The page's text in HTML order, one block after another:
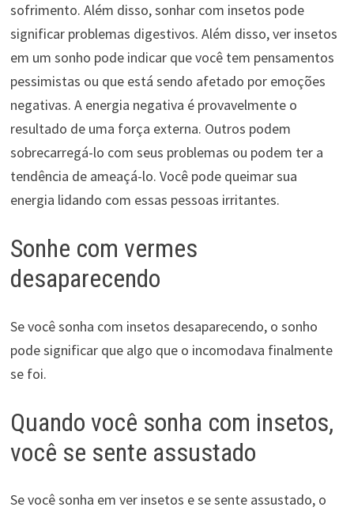
sofrimento. Além disso, sonhar com insetos pode
significar problemas digestivos. Além disso, ver insetos
em um sonho pode indicar que você tem pensamentos
pessimistas ou que está sendo afetado por emoções
negativas. A energia negativa é provavelmente o
resultado de uma força externa. Outros podem
sobrecarregá-lo com seus problemas ou podem ter a
tendência de ameaçá-lo. Você pode queimar sua
energia lidando com essas pessoas irritantes.
Sonhe com vermes
desaparecendo
Se você sonha com insetos desaparecendo, o sonho
pode significar que algo que o incomodava finalmente
se foi.
Quando você sonha com insetos,
você se sente assustado
Se você sonha em ver insetos e se sente assustado, o